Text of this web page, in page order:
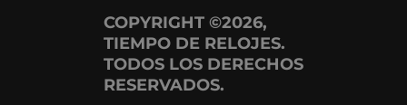
COPYRIGHT ©2026,
TIEMPO DE RELOJES.
TODOS LOS DERECHOS
RESERVADOS.